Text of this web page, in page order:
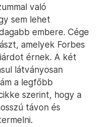
való
sem lehet
embere. Cége
amelyek Forbes
érnek. A két
látványosan
a legfőbb
szerint, hogy a
távon és